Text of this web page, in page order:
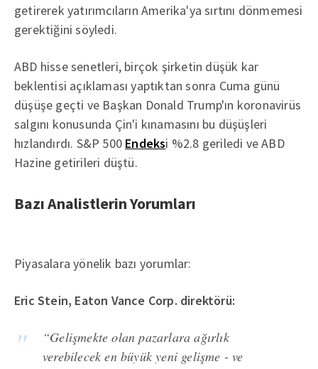
getirerek yatırımcıların Amerika'ya sırtını dönmemesi
gerektiğini söyledi.
ABD hisse senetleri, birçok şirketin düşük kar
beklentisi açıklaması yaptıktan sonra Cuma günü
düşüşe geçti ve Başkan Donald Trump'ın koronavirüs
salgını konusunda Çin'i kınamasını bu düşüşleri
hızlandırdı. S&P 500 Endeksi %2.8 geriledi ve ABD
Hazine getirileri düştü.
Bazı Analistlerin Yorumları
Piyasalara yönelik bazı yorumlar:
Eric Stein, Eaton Vance Corp. direktörü:
“Gelişmekte olan pazarlara ağırlık
verebilecek en büyük yeni gelişme - ve